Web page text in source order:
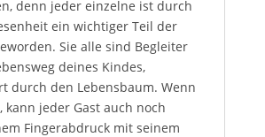
denn jeder einzelne ist durch
ein wichtiger Teil der
Sie alle sind Begleiter
deines Kindes,
durch den Lebensbaum. Wenn
kann jeder Gast auch noch
Fingerabdruck mit seinem